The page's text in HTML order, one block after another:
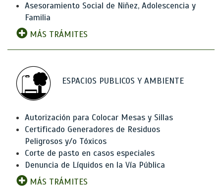
Asesoramiento Social de Niñez, Adolescencia y
Familia
MÁS TRÁMITES
ESPACIOS PUBLICOS Y AMBIENTE
Autorización para Colocar Mesas y Sillas
Certificado Generadores de Residuos
Peligrosos y/o Tóxicos
Corte de pasto en casos especiales
Denuncia de Líquidos en la Vía Pública
MÁS TRÁMITES